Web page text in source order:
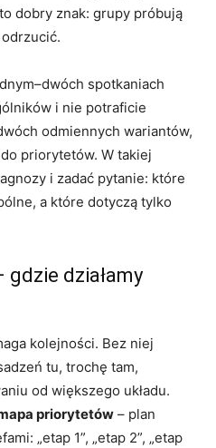
dobry znak: grupy próbują
spotkaniach
i nie potraficie
odmiennych wariantów,
priorytetów. W takiej
i zadać pytanie: które
a które dotyczą tylko
działamy
kolejności. Bez niej
tu, trochę tam,
od większego układu.
priorytetów – plan
„etap 1”, „etap 2”, „etap